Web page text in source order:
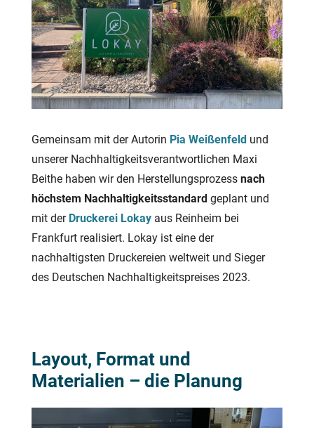
Gemeinsam mit der Autorin Pia Weißenfeld und
unserer Nachhaltigkeitsverantwortlichen Maxi
Beithe haben wir den Herstellungsprozess nach
höchstem Nachhaltigkeitsstandard geplant und
mit der Druckerei Lokay aus Reinheim bei
Frankfurt realisiert. Lokay ist eine der
nachhaltigsten Druckereien weltweit und Sieger
des Deutschen Nachhaltigkeitspreises 2023.
Layout, Format und
Materialien – die Planung